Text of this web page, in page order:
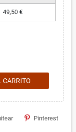
49,50 €
CARRITO
Pinterest